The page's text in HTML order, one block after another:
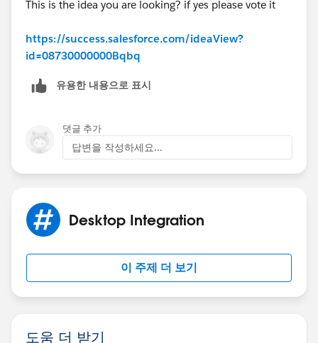
This is the idea you are looking? if yes please vote it
https://success.salesforce.com/ideaView?
id=08730000000Bqbq
유용한 내용으로 표시
댓글 추가
답변을 작성하세요...
Desktop Integration
이 주제 더 보기
도움 더 받기